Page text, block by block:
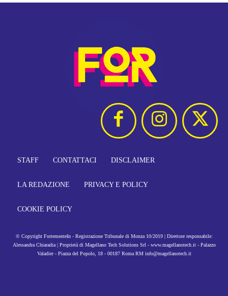
STAFF CONTATTACI DISCLAIMER
LA REDAZIONE PRIVACY E POLICY
COOKIE POLICY
© Copyright FortementeIn - Registrazione Tribunale di Monza 10/2019 | Direttore responsabile:
Alessandra Chiaradia | Proprietà di Magellano Tech Solutions Srl - www.magellanotech.it - Palazzo
Valadier - Piazza del Popolo, 18 - 00187 Roma RM info@magellanotech.it